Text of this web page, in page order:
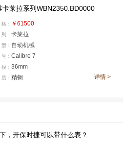
，当然是它的铜色表盘。铜
间，是一种很温柔的颜色，它
理过后的盘面会有细腻的放射
也延续了卡莱拉日历型一贯的
指针、日期窗口，整体基本没
卡莱拉系列WBN2350.BD0000
格： ￥61500
列： 卡莱拉
型： 自动机械
号： Calibre 7
径： 36mm
质： 精钢 详情 >
，开保时捷可以带什么表？